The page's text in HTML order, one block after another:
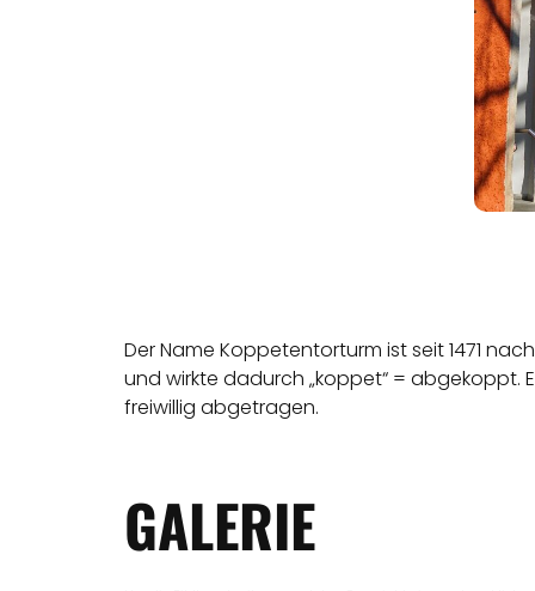
Der Name Koppetentorturm ist seit 1471
und wirkte dadurch „koppet“ = abgekoppt.
freiwillig abgetragen.
GALERIE